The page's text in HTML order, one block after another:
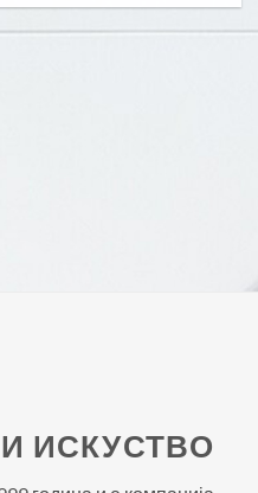
ИСКУСТВО